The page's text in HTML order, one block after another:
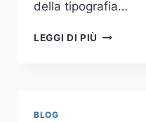
della tipografia…
LEGGI DI PIÙ VUOI
BLOG